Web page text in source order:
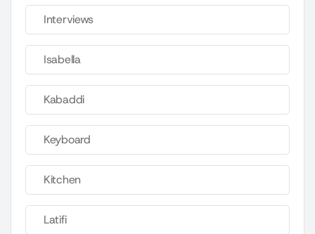
Interviews
Isabella
Kabaddi
Keyboard
Kitchen
Latifi